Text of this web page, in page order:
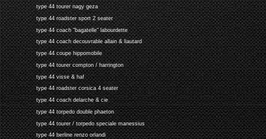
type 44 tourer nagy geza
type 44 roadster sport 2 seater
type 44 coach "bagatelle" labourdette
type 44 coach decouvrable allain & liautard
type 44 coupe hippomobile
type 44 tourer compton / harrington
type 44 visse & haf
type 44 roadster corsica 4 seater
type 44 coach delarche & cie
type 44 torpedo double phaeton
type 44 tourer / torpedo speciale manessius
type 44 berline renzo orlandi